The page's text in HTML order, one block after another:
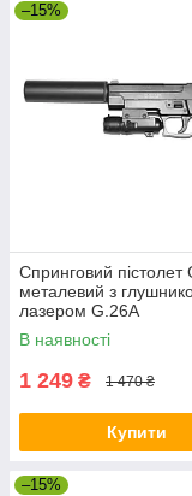
–15%
Спринговий пістолет
металевий з
лазером G.26A
В наявності
1 249 ₴ 1 470 ₴
Купити
–15%